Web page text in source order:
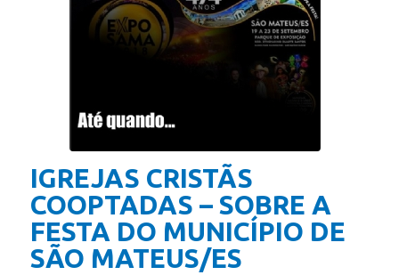
IGREJAS CRISTÃS
COOPTADAS – SOBRE A
FESTA DO MUNICÍPIO DE
SÃO MATEUS/ES